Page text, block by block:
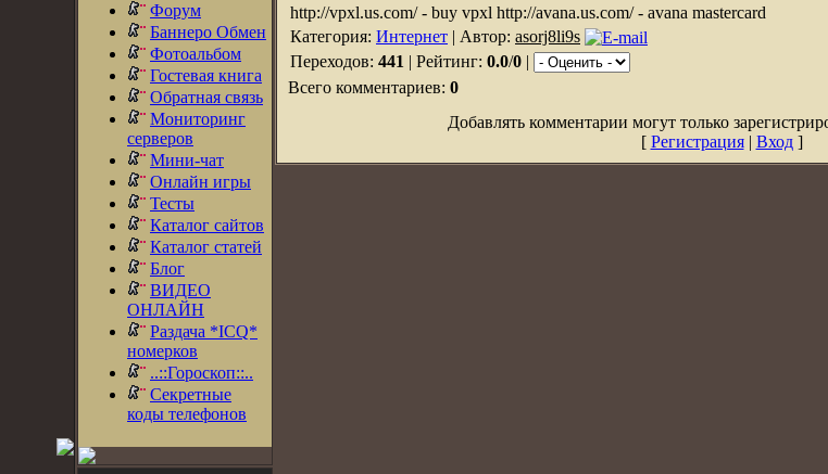
Форум
Баннеро Обмен
Фотоальбом
Гостевая книга
Обратная связь
Мониторинг
серверов
Мини-чат
Онлайн игры
Тесты
Каталог сайтов
Каталог статей
Блог
ВИДЕО
ОНЛАЙН
Раздача *ICQ*
номерков
..::Гороскоп::..
Секретные
коды телефонов
http://vpxl.us.com/ - buy vpxl http://avana.us.com/ - avana mastercard
Категория: Интернет | Автор: asorj8li9s
Переходов: 441 | Рейтинг: 0.0/0 |
Всего комментариев: 0
Добавлять комментарии могут только
[ Регистрация| Вход]